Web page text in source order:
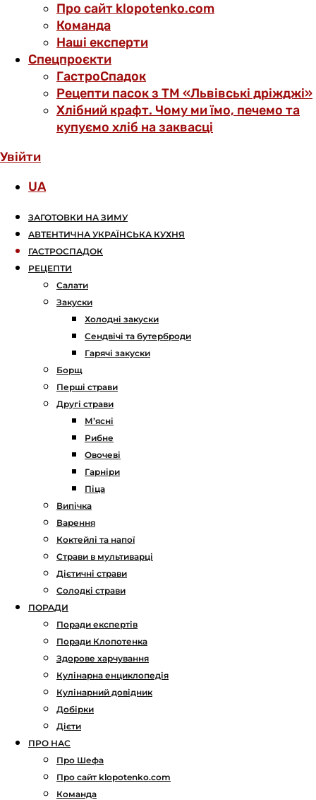
Про сайт klopotenko.com
Команда
Наші експерти
Спецпроєкти
ГастроСпадок
Рецепти пасок з ТМ «Львівські дріжджі»
Хлібний крафт. Чому ми їмо, печемо та
купуємо хліб на заквасці
Увійти
UA
ЗАГОТОВКИ НА ЗИМУ
АВТЕНТИЧНА УКРАЇНСЬКА КУХНЯ
ГАСТРОСПАДОК
РЕЦЕПТИ
Салати
Закуски
Холодні закуски
Сендвічі та бутерброди
Гарячі закуски
Борщ
Перші страви
Другі страви
М’ясні
Рибне
Овочеві
Гарніри
Піца
Випічка
Варення
Коктейлі та напої
Страви в мультиварці
Дієтичні страви
Солодкі страви
ПОРАДИ
Поради експертів
Поради Клопотенка
Здорове харчування
Кулінарна енциклопедія
Кулінарний довідник
Добірки
Дієти
ПРО НАС
Про Шефа
Про сайт klopotenko.com
Команда